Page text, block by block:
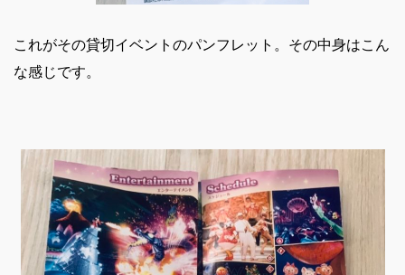
これがその貸切イベントのパンフレット。その中身はこん
な感じです。